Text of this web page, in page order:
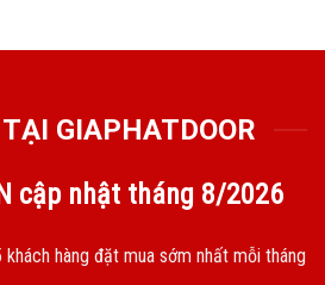
GIAPHATDOOR
cập nhật tháng 8/2026
khách hàng đặt mua sớm nhất mỗi tháng